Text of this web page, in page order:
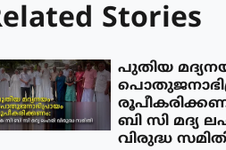
Stories
പുതിയ
ബി സി മദ്യ
വിരുദ്ധ